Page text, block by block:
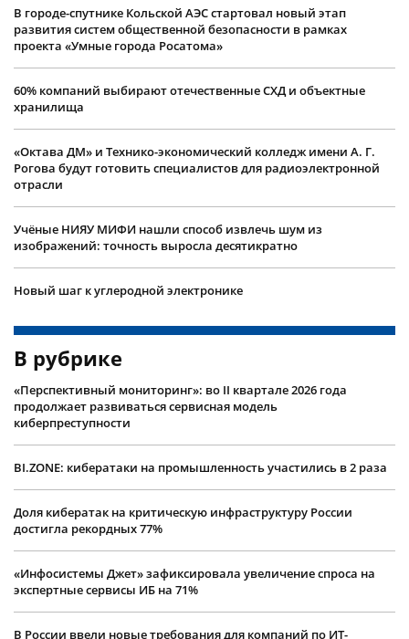
В городе-спутнике Кольской АЭС стартовал новый этап
развития систем общественной безопасности в рамках
проекта «Умные города Росатома»
60% компаний выбирают отечественные СХД и объектные
хранилища
«Октава ДМ» и Технико-экономический колледж имени А. Г.
Рогова будут готовить специалистов для радиоэлектронной
отрасли
Учëные НИЯУ МИФИ нашли способ извлечь шум из
изображений: точность выросла десятикратно
Новый шаг к углеродной электронике
В рубрике
«Перспективный мониторинг»: во II квартале 2026 года
продолжает развиваться сервисная модель
киберпреступности
BI.ZONE: кибератаки на промышленность участились в 2 раза
Доля кибератак на критическую инфраструктуру России
достигла рекордных 77%
«Инфосистемы Джет» зафиксировала увеличение спроса на
экспертные сервисы ИБ на 71%
В России ввели новые требования для компаний по ИТ-